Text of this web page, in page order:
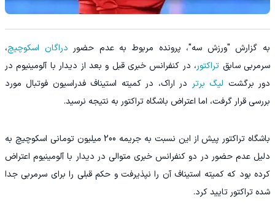
به گزارش "ورزش سه"، پرونده مربوط به عدم حضور دراگان اسکوچیچ،
سرمربی سابق تراکتور، در کنفرانس خبری قبل و بعد از دیدار با آلومینیوم در
دور برگشت لیگ برتر در اراک، در کمیته استیناف فدراسیون فوتبال مورد
بررسی قرار گرفت، اما اعتراض باشگاه تراکتور به نتیجه نرسید.
باشگاه تراکتور پیش از این نسبت به جریمه 200 میلیون تومانی اسکوچیچ به
دلیل عدم حضور در دو کنفرانس خبری متوالی در دیدار با آلومینیوم اعتراض
کرده بود که کمیته استیناف آن را نپذیرفت و حکم قبلی را برای سرمربی جدا
شده تراکتور تایید کرد.